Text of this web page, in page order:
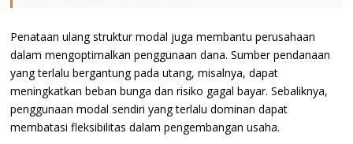
Penataan ulang struktur modal juga membantu perusahaan
dalam mengoptimalkan penggunaan dana. Sumber pendanaan
yang terlalu bergantung pada utang, misalnya, dapat
meningkatkan beban bunga dan risiko gagal bayar. Sebaliknya,
penggunaan modal sendiri yang terlalu dominan dapat
membatasi fleksibilitas dalam pengembangan usaha.